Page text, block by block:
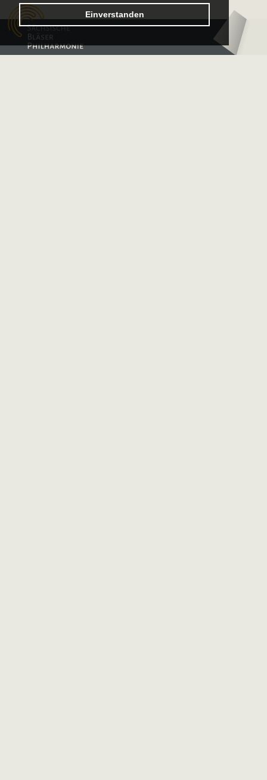
Einverstanden
Logo – Sächsische Bläserphilharmonie
Logo – Deutsche